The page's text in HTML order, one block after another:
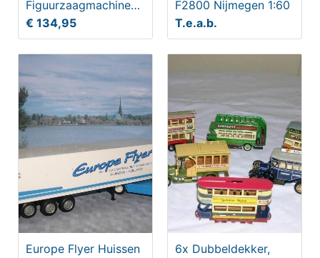
Figuurzaagmachine
120W
€ 134,95
F2800 Nijmegen 1:60
T.e.a.b.
Europe Flyer Huissen
6x Dubbeldekker,